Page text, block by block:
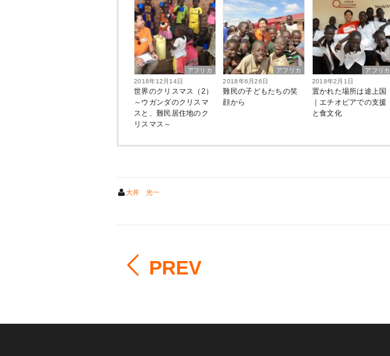
アフリカ
2018年12月14日
世界のクリスマス（2）
～ウガンダのクリスマ
スと、難民居住地のク
リスマス～
アフリカ
2018年6月26日
難民の子どもたちの笑
顔から
アフリカ
2018年2月1日
置かれた場所は途上国
｜エチオピアでの支援
と食文化
大井 光一
PREV